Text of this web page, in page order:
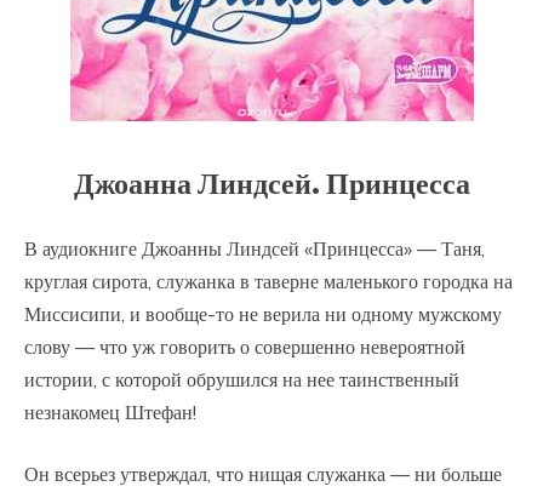
Джоанна Линдсей. Принцесса
В аудиокниге Джоанны Линдсей «Принцесса» — Таня,
круглая сирота, служанка в таверне маленького городка на
Миссисипи, и вообще-то не верила ни одному мужскому
слову — что уж говорить о совершенно невероятной
истории, с которой обрушился на нее таинственный
незнакомец Штефан!
Он всерьез утверждал, что нищая служанка — ни больше